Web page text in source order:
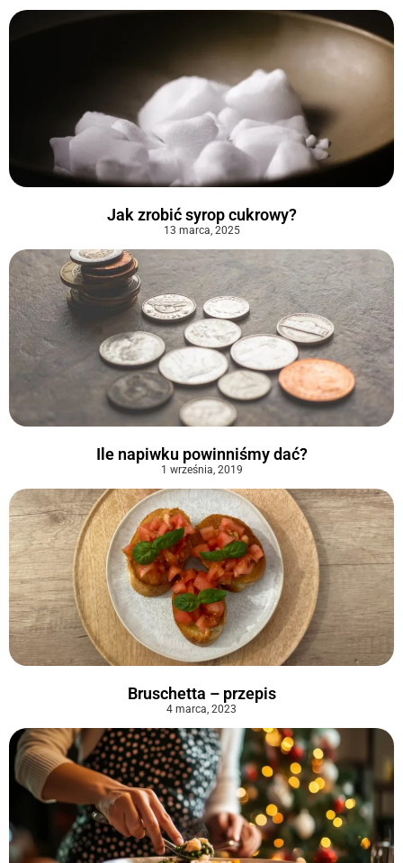
Jak zrobić syrop cukrowy​?
13 marca, 2025
Ile napiwku powinniśmy dać?
1 września, 2019
Bruschetta – przepis
4 marca, 2023